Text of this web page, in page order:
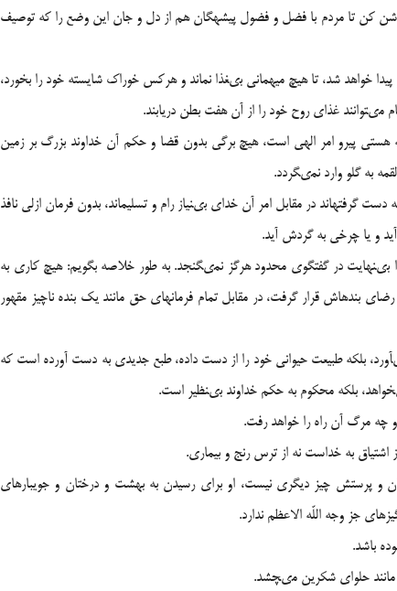
کن تا مردم با فضل و فضول پیشه‏گان هم از دل و جان این وضع را که توصیف
پیدا خواهد شد، تا هیچ میهمانى بى‏غذا نماند و هرکس خوراک شایسته خود را بخورد،
غذاى روح خود را از آن هفت بطن دریابند.
پیرو امر الهى است، هیچ برگى بدون قضا و حکم آن خداوند بزرگ بر زمین
به گلو وارد نمى‏گردد.
گرفته‏اند در مقابل امر آن خداى بى‏نیاز رام و تسلیم‏اند، بدون فرمان ازلى نافذ
و یا چرخى به گردش آید.
بى‏نهایت در گفتگوى محدود هرگز نمى‏گنجد. به طور خلاصه بگویم: هیچ کارى به
بنده‏اش قرار گرفت، در مقابل تمام فرمان‏هاى حق مانند یک بنده ناچیز مقهور
بلکه طبیعت حیوانى خود را از دست داده، طبع جدیدى به دست آورده است که
بلکه محکوم به حکم خداوند بى‏نظیر است.
چه مرگ آن راه را خواهد رفت.
به خداست نه از ترس رنج و بیمارى.
و پرستش چیز دیگرى نیست، او براى رسیدن به بهشت و درختان و جویبارهاى
جز وجه اللّه الاعظم ندارد.
باشد.
مانند حلواى شکرین مى‏چشد.